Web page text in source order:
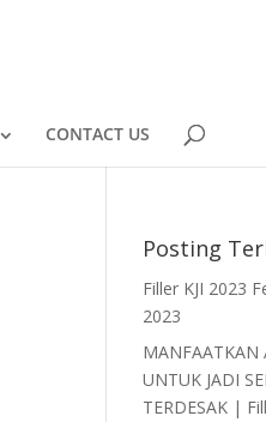
CONTACT US
Posting
Filler KJI 2023
2023
MANFAATKAN
UNTUK JADI
TERDESAK |